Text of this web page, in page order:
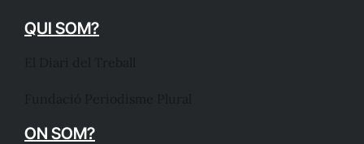
QUI SOM?
ON SOM?